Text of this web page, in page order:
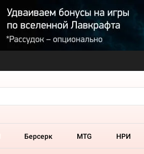
Берсерк MTG НРИ